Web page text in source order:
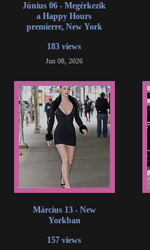
Június 06 - Megérkezik
a Happy Hours
premierre, New York
183 views
Jun 08, 2026
Március 13 - New
Yorkban
157 views